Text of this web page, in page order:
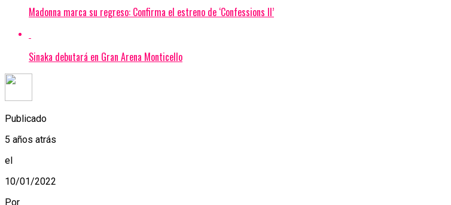
Madonna marca su regreso: Confirma el estreno de ‘Confessions II’
Sinaka debutará en Gran Arena Monticello
Publicado
5 años atrás
el
10/01/2022
Por